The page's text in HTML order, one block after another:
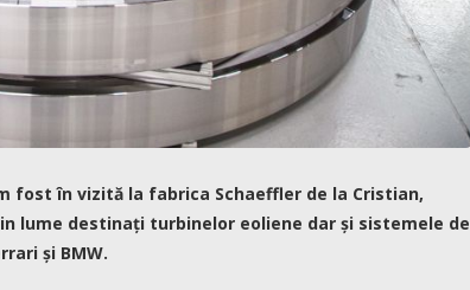
fost în vizită la fabrica Schaeffler de la Cristian,
lume destinați turbinelor eoliene dar și sistemele de
și BMW.